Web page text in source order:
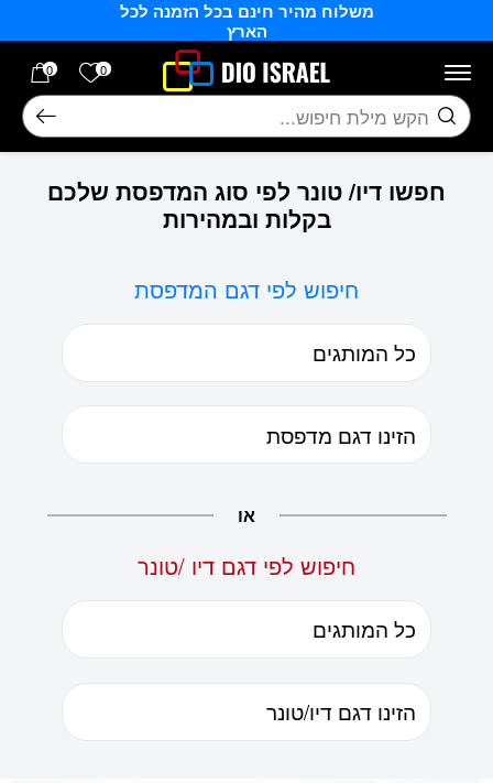
משלוח מהיר חינם בכל הזמנה לכל
הארץ
0 הרשימה
0
חיפוש
חפשו דיו/ טונר לפי סוג המדפסת שלכם
בקלות ובמהירות
חיפוש לפי דגם המדפסת
או
חיפוש לפי דגם דיו /טונר